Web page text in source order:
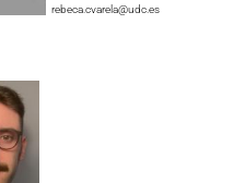
rebeca.cvarela@udc.es